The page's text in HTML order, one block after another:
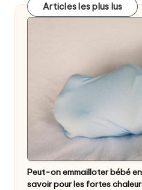
Articles les plus lus
Peut-on emmailloter bébé
savoir pour les fortes